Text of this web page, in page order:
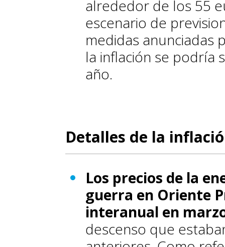
alrededor de los 55
escenario de
medidas anunciadas
la inflación se podría
año.
Detalles de la
Los precios de la
guerra en Oriente
interanual en
descenso que